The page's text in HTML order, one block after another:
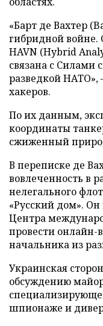
«Барт де Вахтер
гибридной войне.
HAVN (Hybrid
связана с Силами
разведкой НАТО»,
хакеров.
По их данным,
координаты
сжиженный
В переписке де
вовлеченность в
нелегального
«Русский дом».
Центра
провести онлайн-
начальника из
Украинская
обсуждению
шпионаже и